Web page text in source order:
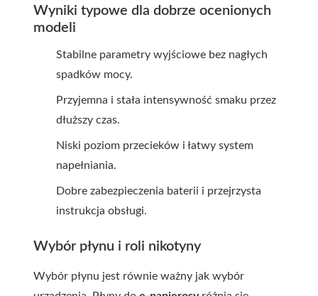
Wyniki typowe dla dobrze ocenionych
modeli
Stabilne parametry wyjściowe bez nagłych
spadków mocy.
Przyjemna i stała intensywność smaku przez
dłuższy czas.
Niski poziom przecieków i łatwy system
napełniania.
Dobre zabezpieczenia baterii i przejrzysta
instrukcja obsługi.
Wybór płynu i roli nikotyny
Wybór płynu jest równie ważny jak wybór